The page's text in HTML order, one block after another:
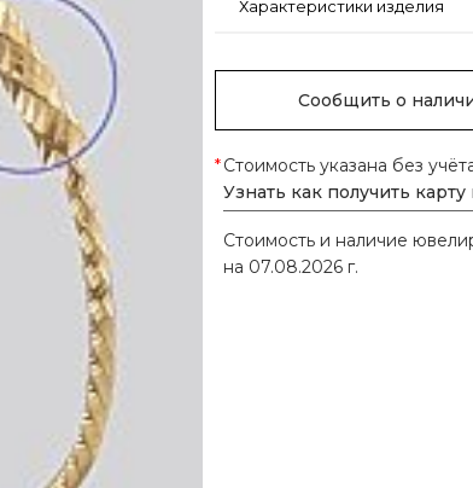
Характеристики изделия
Сообщить о
*Стоимость указана без
Узнать как получить
Стоимость и наличие
на 07.08.2026 г.